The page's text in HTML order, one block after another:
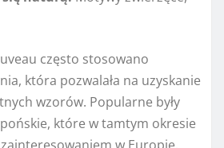
często stosowano
która pozwalała na uzyskanie
wzorów. Popularne były
które w tamtym okresie